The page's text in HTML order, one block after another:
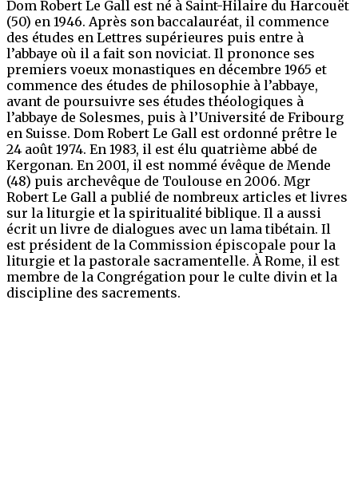
Dom Robert Le Gall est né à Saint-Hilaire du Harcouët
(50) en 1946. Après son baccalauréat, il commence
des études en Lettres supérieures puis entre à
l’abbaye où il a fait son noviciat. Il prononce ses
premiers voeux monastiques en décembre 1965 et
commence des études de philosophie à l’abbaye,
avant de poursuivre ses études théologiques à
l’abbaye de Solesmes, puis à l’Université de Fribourg
en Suisse. Dom Robert Le Gall est ordonné prêtre le
24 août 1974. En 1983, il est élu quatrième abbé de
Kergonan. En 2001, il est nommé évêque de Mende
(48) puis archevêque de Toulouse en 2006. Mgr
Robert Le Gall a publié de nombreux articles et livres
sur la liturgie et la spiritualité biblique. Il a aussi
écrit un livre de dialogues avec un lama tibétain. Il
est président de la Commission épiscopale pour la
liturgie et la pastorale sacramentelle. À Rome, il est
membre de la Congrégation pour le culte divin et la
discipline des sacrements.